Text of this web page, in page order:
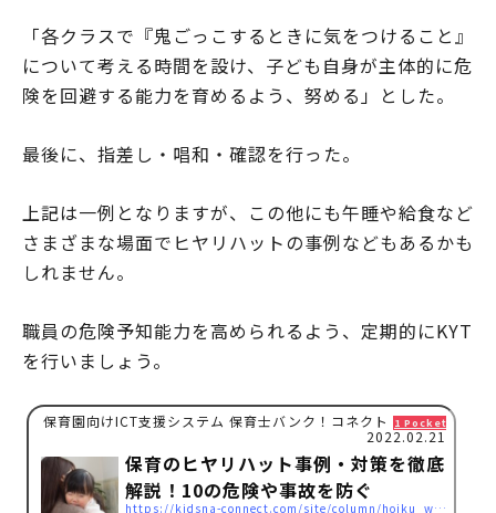
「各クラスで『鬼ごっこするときに気をつけること』
について考える時間を設け、子ども自身が主体的に危
険を回避する能力を育めるよう、努める」とした。
最後に、指差し・唱和・確認を行った。
上記は一例となりますが、この他にも午睡や給食など
さまざまな場面でヒヤリハットの事例などもあるかも
しれません。
職員の危険予知能力を高められるよう、定期的にKYT
を行いましょう。
保育園向けICT支援システム 保育士バンク！コネクト 1 Pocket
2022.02.21
保育のヒヤリハット事例・対策を徹底
解説！10の危険や事故を防ぐ
https://kidsna-connect.com/site/column/hoiku_workstyle/1508